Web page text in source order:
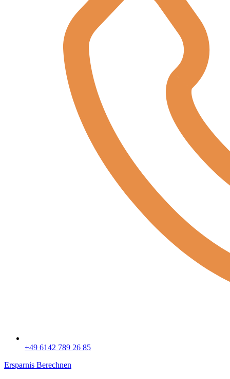
+49 6142 789 26 85
Ersparnis Berechnen